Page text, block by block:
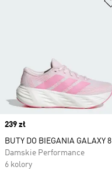
Price
239 zł
BUTY DO BIEGANIA GALAXY 8
Damskie Performance
6 kolory